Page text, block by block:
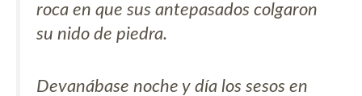
roca en que sus antepasados colgaron
su nido de piedra.
Devanábase noche y día los sesos en